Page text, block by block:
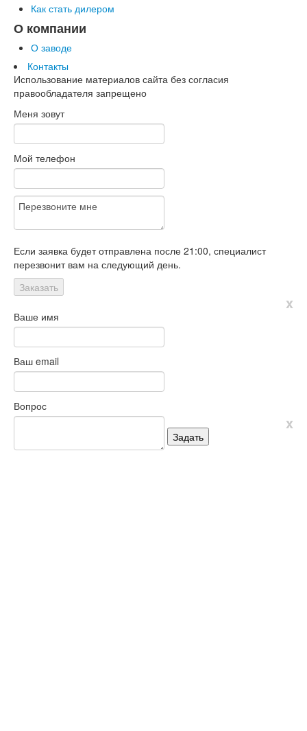
Как стать дилером
О компании
О заводе
Контакты
Использование материалов сайта без согласия
правообладателя запрещено
Меня зовут
Мой телефон
Если заявка будет отправлена после 21:00, специалист
перезвонит вам на следующий день.
Заказать
x
Ваше имя
Ваш email
Вопрос
Задать
x